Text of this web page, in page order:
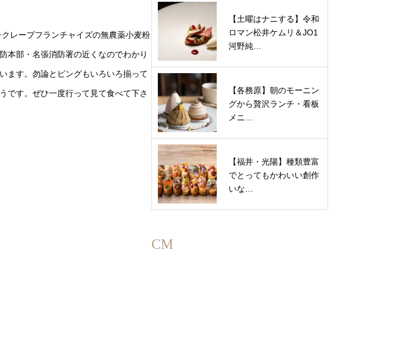
レープフランチャイズの無農薬小麦粉
本部・名張消防署の近くなのでわかり
ます。勿論とピングもいろいろ揃って
です。ぜひ一度行って見て食べて下さ
【土曜はナニする】令和
ロマン松井ケムリ＆JO1
河野純…
【各務原】朝のモーニン
グから贅沢ランチ・看板
メニ…
【福井・光陽】種類豊富
でとってもかわいい創作
いな…
CM